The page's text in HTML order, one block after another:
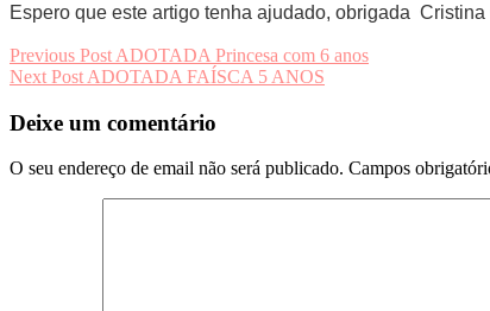
Espero que este artigo tenha ajudado, obrigada Cristina
Navegação
de
artigos
Previous Post ADOTADA Princesa com 6 anos
Next Post ADOTADA FAÍSCA 5 ANOS
Deixe um comentário
O seu endereço de email não será publicado. Campos